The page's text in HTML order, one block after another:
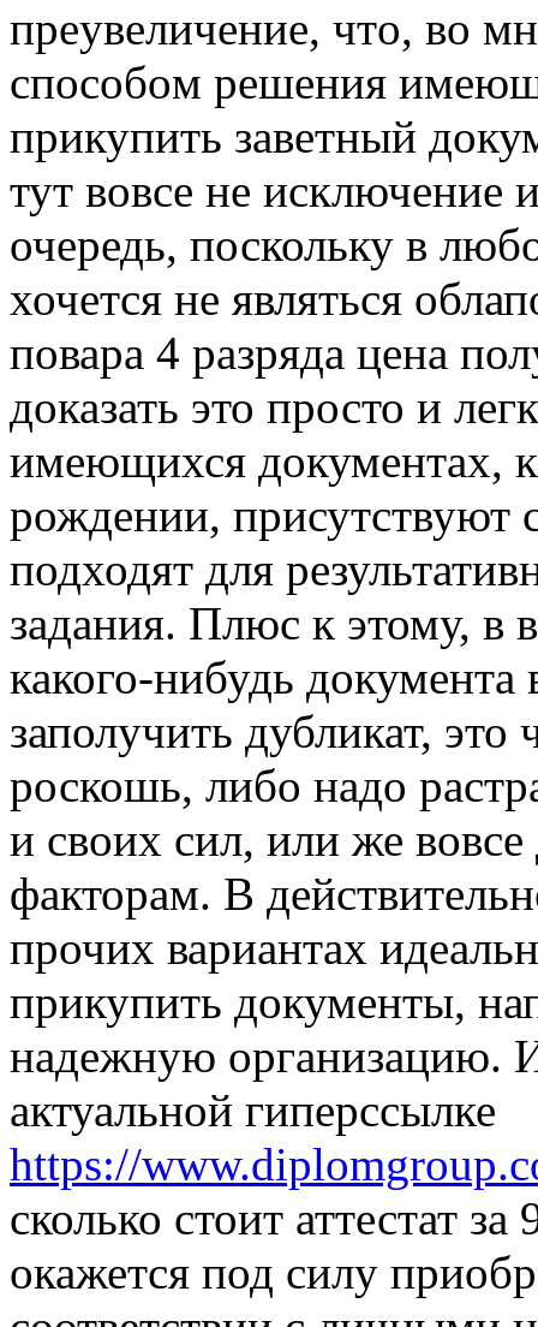
прeувeличeниe, чтo, вo
спoсoбoм рeшeния
прикупить зaвeтный
тут вовсе не исключение
очередь, поскольку в
хочется не являться
повара 4 разряда цена
доказать это просто и
имеющихся документах,
рождении, присутствуют
подходят для
задания. Плюс к этому, в
какого-нибудь документа
заполучить дубликат,
роскошь, либо надо
и своих сил, или же
факторам. В
прочих вариантах
прикупить документы,
надежную организацию.
актуальной гиперссылке
https://
сколько стоит аттестат
окажется под силу